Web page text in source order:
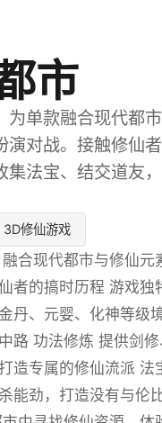
市
为单款融合现代都
演对战。接触修仙者
集法宝、结交道友
3D修仙游戏
合现代都市与修仙元
者的搞时历程 游戏独
丹、元婴、化神等级
路 功法修炼 提供剑
造专属的修仙流派 法
能劲，打造没有与伦